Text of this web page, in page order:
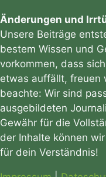
Änderungen und
Unsere Beiträge
bestem Wissen und
vorkommen, dass
etwas auffällt, freuen
beachte: Wir sind
ausgebildeten
Gewähr für die
der Inhalte können
für dein Verständnis!